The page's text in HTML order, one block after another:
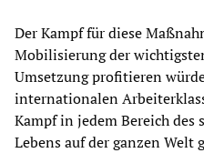
Der Kampf für diese
Mobilisierung der
Umsetzung profitieren
internationalen
Kampf in jedem Bereich
Lebens auf der ganzen Welt